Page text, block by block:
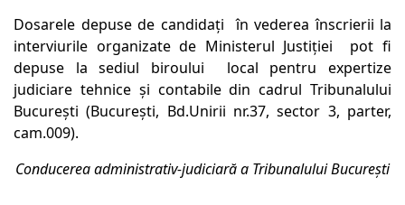
Dosarele depuse de candidați în vederea înscrierii la
interviurile organizate de Ministerul Justiției pot fi
depuse la sediul biroului local pentru expertize
judiciare tehnice şi contabile din cadrul Tribunalului
București (București, Bd.Unirii nr.37, sector 3, parter,
cam.009).
Conducerea administrativ-judiciară a Tribunalului București